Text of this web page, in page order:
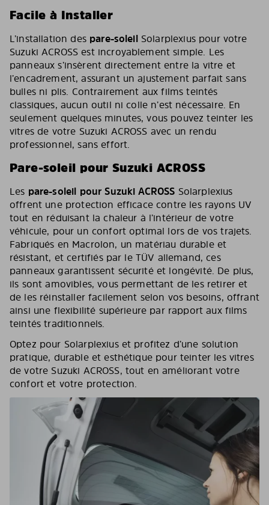
Facile à Installer
L’installation des pare-soleilSolarplexius pour votre
Suzuki ACROSS est incroyablement simple. Les
panneaux s’insèrent directement entre la vitre et
l’encadrement, assurant un ajustement parfait sans
bulles ni plis. Contrairement aux films teintés
classiques, aucun outil ni colle n’est nécessaire. En
seulement quelques minutes, vous pouvez teinter les
vitres de votre Suzuki ACROSS avec un rendu
professionnel, sans effort.
Pare-soleil pour Suzuki ACROSS
Les pare-soleil pour Suzuki ACROSS Solarplexius
offrent une protection efficace contre les rayons UV
tout en réduisant la chaleur à l’intérieur de votre
véhicule, pour un confort optimal lors de vos trajets.
Fabriqués en Macrolon, un matériau durable et
résistant, et certifiés par le TÜV allemand, ces
panneaux garantissent sécurité et longévité. De plus,
ils sont amovibles, vous permettant de les retirer et
de les réinstaller facilement selon vos besoins, offrant
ainsi une flexibilité supérieure par rapport aux films
teintés traditionnels.
Optez pour Solarplexius et profitez d’une solution
pratique, durable et esthétique pour teinter les vitres
de votre Suzuki ACROSS, tout en améliorant votre
confort et votre protection.